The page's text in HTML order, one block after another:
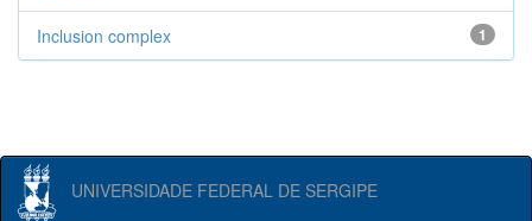
1
Inclusion complex
UNIVERSIDADE FEDERAL DE SERGIPE